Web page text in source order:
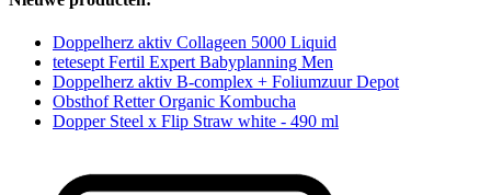
Doppelherz aktiv Collageen 5000 Liquid
tetesept Fertil Expert Babyplanning Men
Doppelherz aktiv B-complex + Foliumzuur Depot
Obsthof Retter Organic Kombucha
Dopper Steel x Flip Straw white - 490 ml